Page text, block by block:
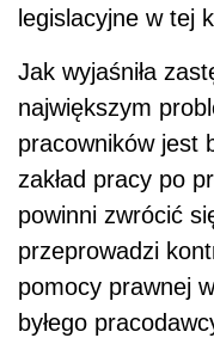
legislacyjne w tej
Jak wyjaśniła
największym
pracowników jest
zakład pracy po
powinni zwrócić
przeprowadzi
pomocy prawnej
byłego